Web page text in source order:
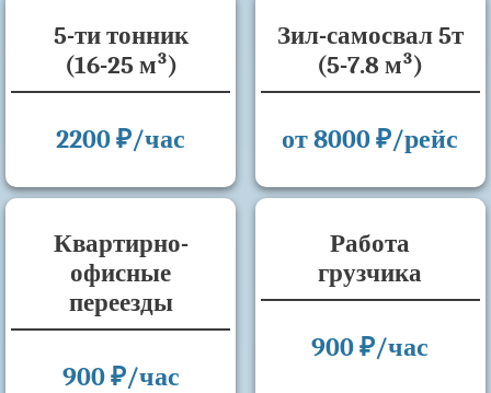
5-ти тонник
(16-25 м³)
2200 ₽/час
Зил-самосвал 5т
(5-7.8 м³)
от 8000 ₽/рейс
Квартирно-
офисные
переезды
900 ₽/час
Работа
грузчика
900 ₽/час